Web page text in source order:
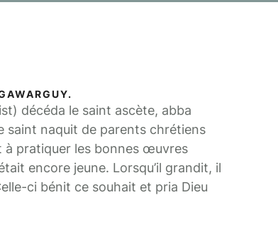
décéda le saint ascète, abba
saint naquit de parents chrétiens
à pratiquer les bonnes œuvres
encore jeune. Lorsqu’il grandit, il
ci bénit ce souhait et pria Dieu